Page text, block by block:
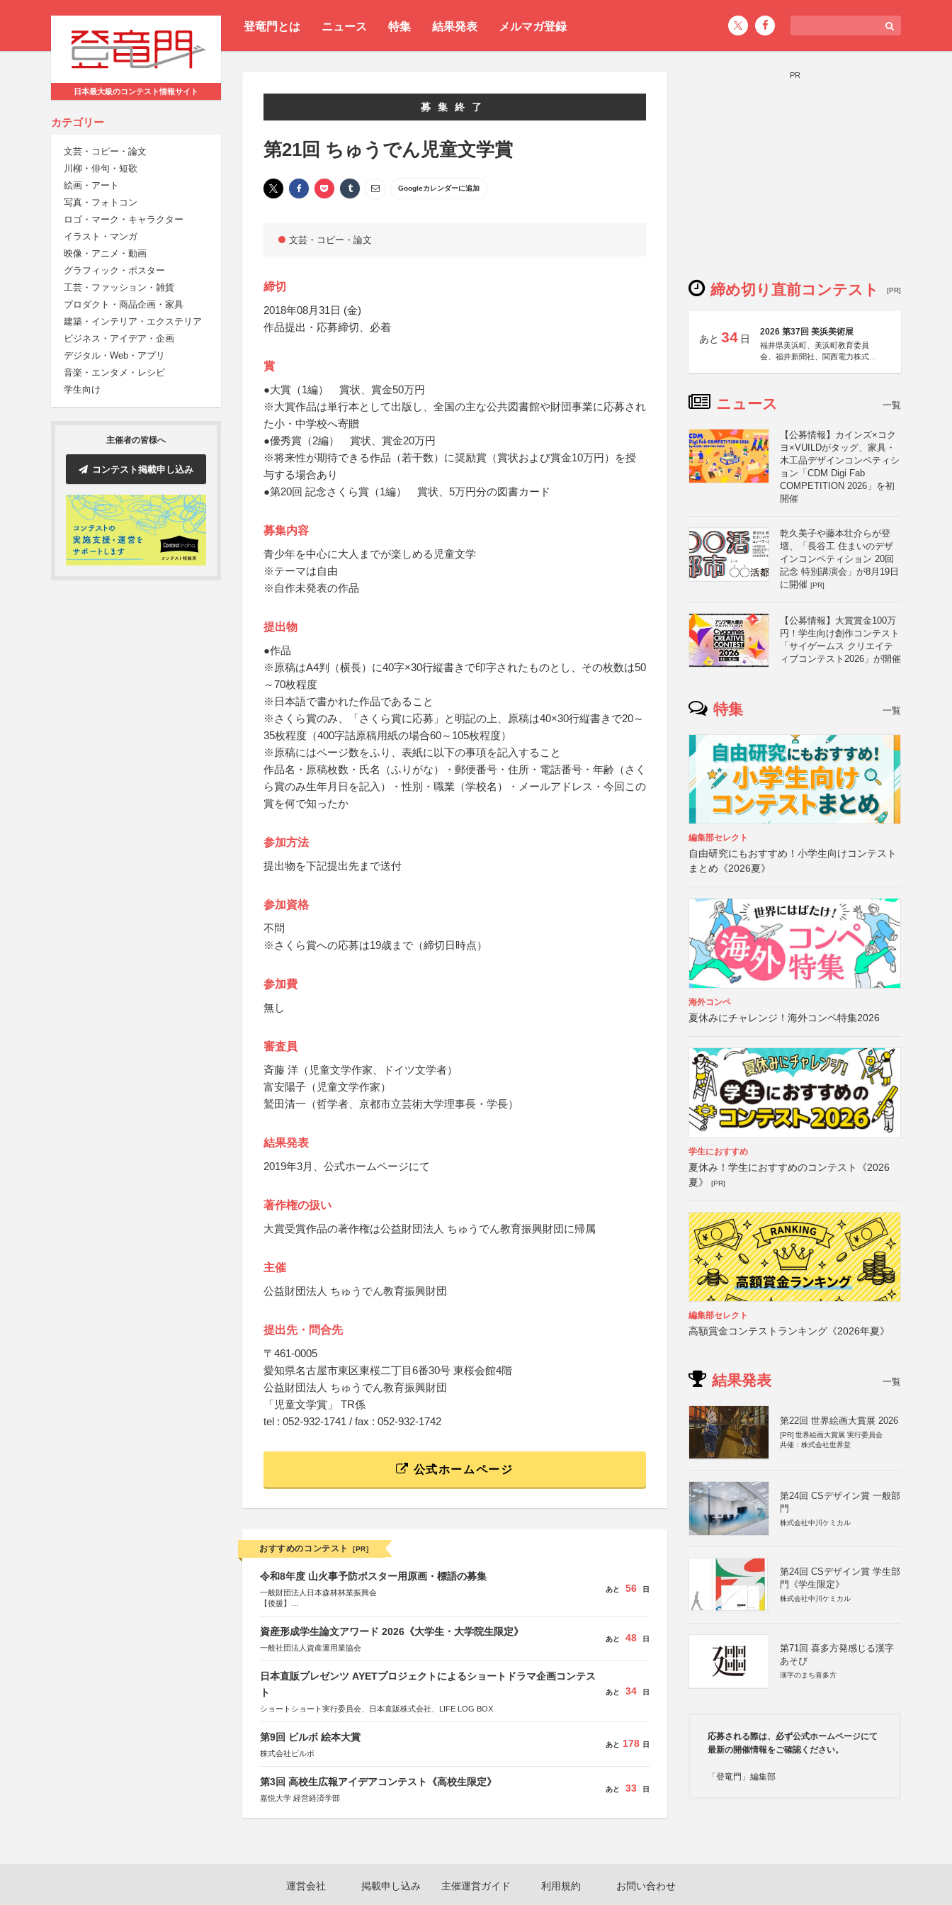
登竜門とは ニュース 特集 結果発表 メルマガ登録
日本最大級のコンテスト情報サイト
カテゴリー
文芸・コピー・論文
川柳・俳句・短歌
絵画・アート
写真・フォトコン
ロゴ・マーク・キャラクター
イラスト・マンガ
映像・アニメ・動画
グラフィック・ポスター
工芸・ファッション・雑貨
プロダクト・商品企画・家具
建築・インテリア・エクステリア
ビジネス・アイデア・企画
デジタル・Web・アプリ
音楽・エンタメ・レシピ
学生向け
主催者の皆様へ
コンテスト掲載申し込み
募集終了
第21回 ちゅうでん児童文学賞
Googleカレンダーに追加
文芸・コピー・論文
締切
2018年08月31日 (金)
作品提出・応募締切、必着
賞
●大賞（1編） 賞状、賞金50万円
※大賞作品は単行本として出版し、全国の主な公共図書館や財団事業に応募され
た小・中学校へ寄贈
●優秀賞（2編） 賞状、賞金20万円
※将来性が期待できる作品（若干数）に奨励賞（賞状および賞金10万円）を授
与する場合あり
●第20回 記念さくら賞（1編） 賞状、5万円分の図書カード
募集内容
青少年を中心に大人までが楽しめる児童文学
※テーマは自由
※自作未発表の作品
提出物
●作品
※原稿はA4判（横長）に40字×30行縦書きで印字されたものとし、その枚数は50
～70枚程度
※日本語で書かれた作品であること
※さくら賞のみ、「さくら賞に応募」と明記の上、原稿は40×30行縦書きで20～
35枚程度（400字詰原稿用紙の場合60～105枚程度）
※原稿にはページ数をふり、表紙に以下の事項を記入すること
作品名・原稿枚数・氏名（ふりがな）・郵便番号・住所・電話番号・年齢（さく
ら賞のみ生年月日を記入）・性別・職業（学校名）・メールアドレス・今回この
賞を何で知ったか
参加方法
提出物を下記提出先まで送付
参加資格
不問
※さくら賞への応募は19歳まで（締切日時点）
参加費
無し
審査員
斉藤 洋（児童文学作家、ドイツ文学者）
富安陽子（児童文学作家）
鷲田清一（哲学者、京都市立芸術大学理事長・学長）
結果発表
2019年3月、公式ホームページにて
著作権の扱い
大賞受賞作品の著作権は公益財団法人 ちゅうでん教育振興財団に帰属
主催
公益財団法人 ちゅうでん教育振興財団
提出先・問合先
〒461-0005
愛知県名古屋市東区東桜二丁目6番30号 東桜会館4階
公益財団法人 ちゅうでん教育振興財団
「児童文学賞」 TR係
tel : 052-932-1741 / fax : 052-932-1742
公式ホームページ
おすすめのコンテスト [PR]
令和8年度 山火事予防ポスター用原画・標語の募集
一般財団法人日本森林林業振興会
【後援】
あと 56 日
資産形成学生論文アワード 2026《大学生・大学院生限定》
一般社団法人資産運用業協会
あと 48 日
日本直販プレゼンツ AYETプロジェクトによるショートドラマ企画コンテス
ト
ショートショート実行委員会、日本直販株式会社、LIFE LOG BOX
あと 34 日
第9回 ビルボ 絵本大賞
株式会社ビルボ
あと 178 日
第3回 高校生広報アイデアコンテスト《高校生限定》
嘉悦大学 経営経済学部
あと 33 日
PR
締め切り直前コンテスト [PR]
あと 34 日
2026 第37回 美浜美術展
福井県美浜町、美浜町教育委員
会、福井新聞社、関西電力株式会
ニュース 一覧
【公募情報】カインズ×コク
ヨ×VUILDがタッグ、家具・
木工品デザインコンペティシ
ョン「CDM Digi Fab
COMPETITION 2026」を初
開催
乾久美子や藤本壮介らが登
壇、「長谷工 住まいのデザ
インコンペティション 20回
記念 特別講演会」が8月19日
に開催 [PR]
【公募情報】大賞賞金100万
円！学生向け創作コンテスト
「サイゲームス クリエイテ
ィブコンテスト2026」が開催
特集 一覧
編集部セレクト
自由研究にもおすすめ！小学生向けコンテスト
まとめ《2026夏》
海外コンペ
夏休みにチャレンジ！海外コンペ特集2026
学生におすすめ
夏休み！学生におすすめのコンテスト《2026
夏》
[PR]
編集部セレクト
高額賞金コンテストランキング《2026年夏》
結果発表 一覧
第22回 世界絵画大賞展 2026
[PR] 世界絵画大賞展 実行委員会
共催：株式会社世界堂
第24回 CSデザイン賞 一般部
門
株式会社中川ケミカル
第24回 CSデザイン賞 学生部
門《学生限定》
株式会社中川ケミカル
第71回 喜多方発感じる漢字
あそび
漢字のまち喜多方
応募される際は、必ず公式ホームページにて
最新の開催情報をご確認ください。
「登竜門」編集部
運営会社 掲載申し込み 主催運営ガイド 利用規約 お問い合わせ